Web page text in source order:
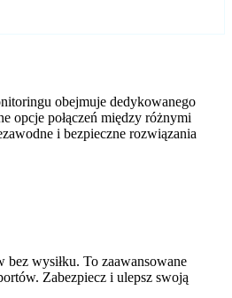
obejmuje dedykowanego
opcje połączeń między różnymi
i bezpieczne rozwiązania
wysiłku. To zaawansowane
Zabezpiecz i ulepsz swoją